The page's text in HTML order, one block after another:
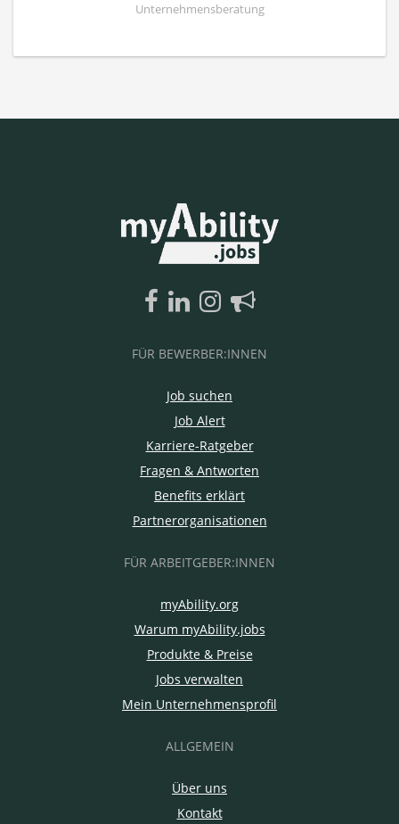
Unternehmensberatung
FÜR BEWERBER:INNEN
Job suchen
Job Alert
Karriere-Ratgeber
Fragen & Antworten
Benefits erklärt
Partnerorganisationen
FÜR ARBEITGEBER:INNEN
myAbility.org
Warum myAbility.jobs
Produkte & Preise
Jobs verwalten
Mein Unternehmensprofil
ALLGEMEIN
Über uns
Kontakt